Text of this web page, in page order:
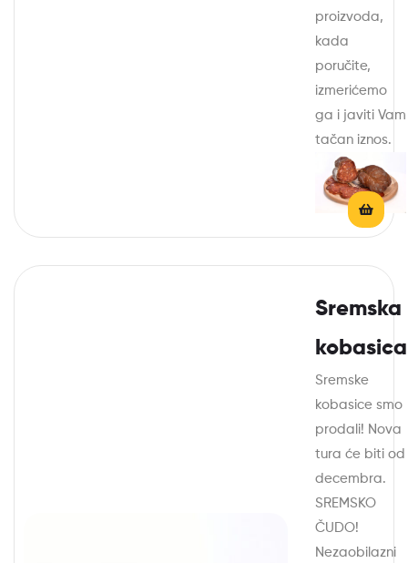
proizvoda,
kada
poručite,
izmerićemo
ga i javiti Vam
tačan iznos.
Sremska
kobasica
Sremske
kobasice smo
prodali! Nova
tura će biti od
decembra.
SREMSKO
ČUDO!
Nezaobilazni